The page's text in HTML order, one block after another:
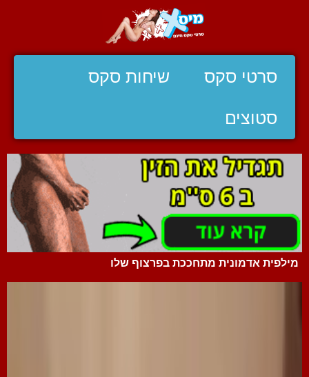
סרטי סקס שיחות סקס
סטוצים
מילפית אדמונית מתחככת בפרצוף שלו